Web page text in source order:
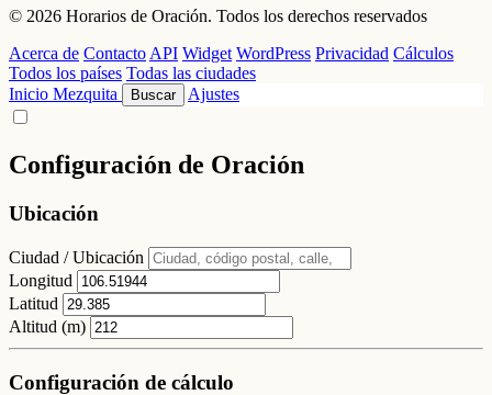
© 2026 Horarios de Oración. Todos los derechos reservados
Acerca de Contacto API Widget WordPress Privacidad Cálculos
Todos los países Todas las ciudades
Inicio Mezquita Buscar Ajustes
Configuración de Oración
Ubicación
Ciudad / Ubicación
Longitud
Latitud
Altitud (m)
Configuración de cálculo